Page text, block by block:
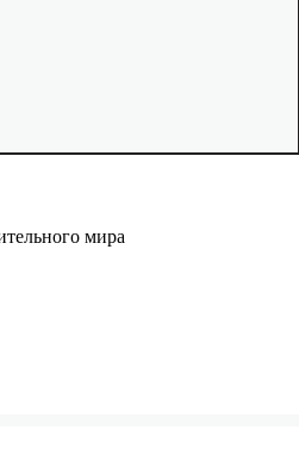
мира